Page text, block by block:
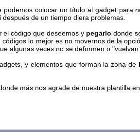
podemos colocar un título al gadget para
de un tiempo diera problemas.
el código que deseemos y pegarlo donde
lo mejor es no movernos de la
algunas veces no se deformen o "vuelvan
y elementos que forman la zona de
más nos agrade de nuestra plantilla